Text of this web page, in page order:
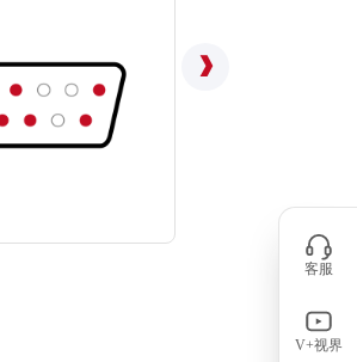
客服
V+视界